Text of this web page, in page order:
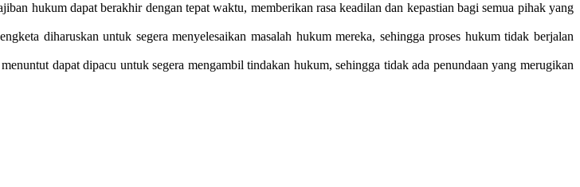
hukum dapat berakhir dengan tepat waktu, memberikan rasa keadilan dan kepastian bagi semua pihak yang
diharuskan untuk segera menyelesaikan masalah hukum mereka, sehingga proses hukum tidak berjalan
dapat dipacu untuk segera mengambil tindakan hukum, sehingga tidak ada penundaan yang merugikan